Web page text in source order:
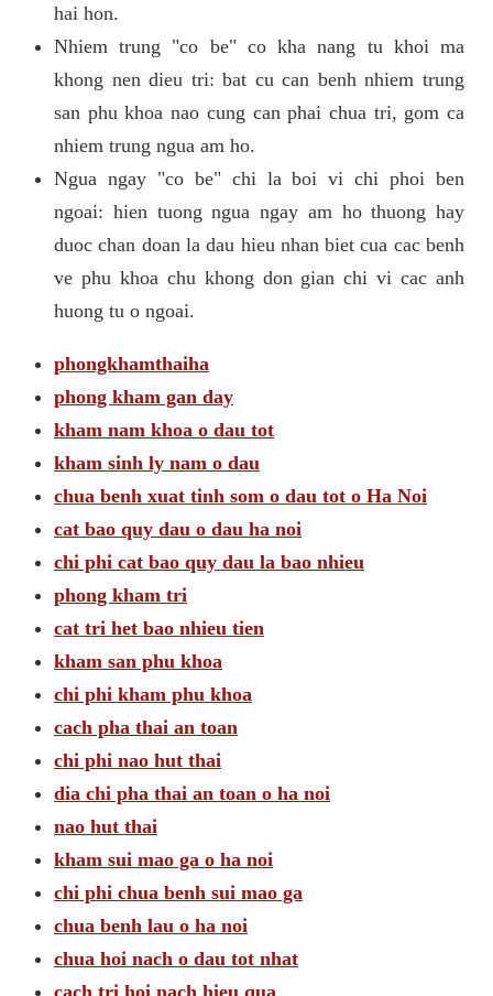
hai hon.
Nhiem trung "co be" co kha nang tu khoi ma
khong nen dieu tri: bat cu can benh nhiem trung
san phu khoa nao cung can phai chua tri, gom ca
nhiem trung ngua am ho.
Ngua ngay "co be" chi la boi vi chi phoi ben
ngoai: hien tuong ngua ngay am ho thuong hay
duoc chan doan la dau hieu nhan biet cua cac benh
ve phu khoa chu khong don gian chi vi cac anh
huong tu o ngoai.
phongkhamthaiha
phong kham gan day
kham nam khoa o dau tot
kham sinh ly nam o dau
chua benh xuat tinh som o dau tot o Ha Noi
cat bao quy dau o dau ha noi
chi phi cat bao quy dau la bao nhieu
phong kham tri
cat tri het bao nhieu tien
kham san phu khoa
chi phi kham phu khoa
cach pha thai an toan
chi phi nao hut thai
dia chi pha thai an toan o ha noi
nao hut thai
kham sui mao ga o ha noi
chi phi chua benh sui mao ga
chua benh lau o ha noi
chua hoi nach o dau tot nhat
cach tri hoi nach hieu qua